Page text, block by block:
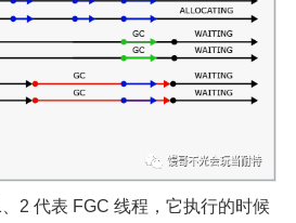
2 代表 FGC 线程，它执行的时候